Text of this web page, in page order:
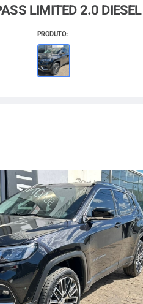
LIMITED 2.0 DIESEL
PRODUTO: